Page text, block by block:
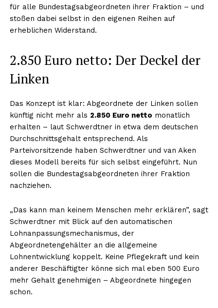
für alle Bundestagsabgeordneten ihrer Fraktion – und
stoßen dabei selbst in den eigenen Reihen auf
erheblichen Widerstand.
2.850 Euro netto: Der Deckel der
Linken
Das Konzept ist klar: Abgeordnete der Linken sollen
künftig nicht mehr als 2.850 Euro netto monatlich
erhalten – laut Schwerdtner in etwa dem deutschen
Durchschnittsgehalt entsprechend. Als
Parteivorsitzende haben Schwerdtner und van Aken
dieses Modell bereits für sich selbst eingeführt. Nun
sollen die Bundestagsabgeordneten ihrer Fraktion
nachziehen.
„Das kann man keinem Menschen mehr erklären”, sagt
Schwerdtner mit Blick auf den automatischen
Lohnanpassungsmechanismus, der
Abgeordnetengehälter an die allgemeine
Lohnentwicklung koppelt. Keine Pflegekraft und kein
anderer Beschäftigter könne sich mal eben 500 Euro
mehr Gehalt genehmigen – Abgeordnete hingegen
schon.